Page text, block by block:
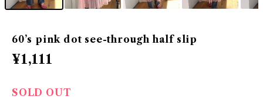
60’s pink dot see-through half slip
¥1,111
SOLD OUT